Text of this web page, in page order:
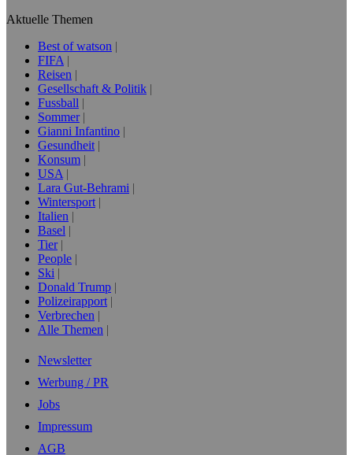
Aktuelle Themen
Best of watson
FIFA
Reisen
Gesellschaft & Politik
Fussball
Sommer
Gianni Infantino
Gesundheit
Konsum
USA
Lara Gut-Behrami
Wintersport
Italien
Basel
Tier
People
Ski
Donald Trump
Polizeirapport
Verbrechen
Alle Themen
Newsletter
Werbung / PR
Jobs
Impressum
AGB